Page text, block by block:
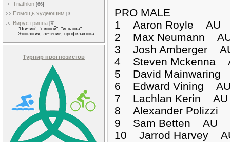
Triathlon [66]
Помощь худеющим [3]
Вирус гриппа [9]
"Птичий", "свиной", "испанка".
Этиология, лечение, профилактика.
Турнир прогнозистов
PRO MALE
1 Aaron Royle AU
2 Max Neumann
3 Josh Amberger
4 Steven Mckenna
5 David
6 Edward Vining
7 Lachlan Kerin
8 Alexander Polizzi
9 Sam Betten AU
10 Jarrod Harvey